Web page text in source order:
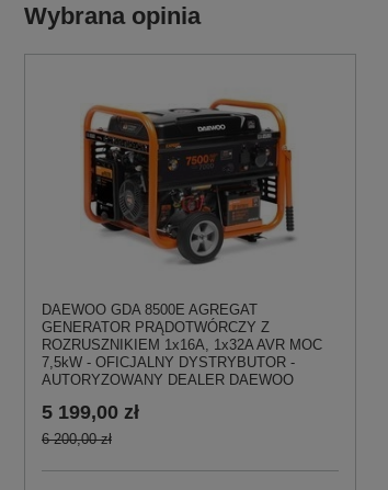
Wybrana opinia
DAEWOO GDA 8500E AGREGAT
GENERATOR PRĄDOTWÓRCZY Z
ROZRUSZNIKIEM 1x16A, 1x32A AVR MOC
7,5kW - OFICJALNY DYSTRYBUTOR -
AUTORYZOWANY DEALER DAEWOO
5 199,00 zł
6 200,00 zł